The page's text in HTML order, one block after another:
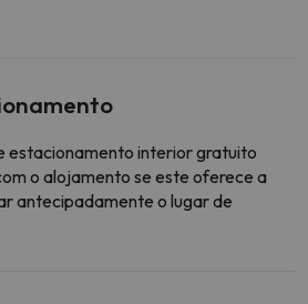
estacionamento interior gratuito
o alojamento se este oferece a
antecipadamente o lugar de